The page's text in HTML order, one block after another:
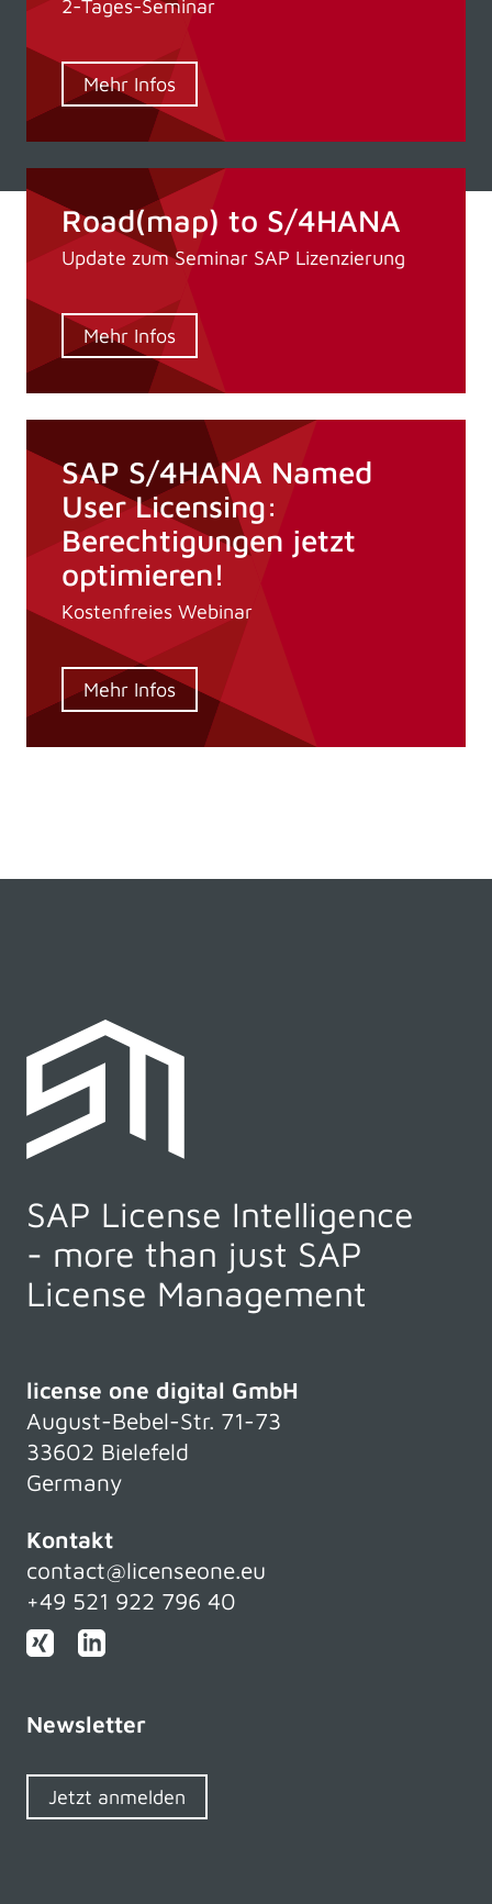
2-Tages-Seminar
Mehr Infos
Road(map) to S/4HANA
Update zum Seminar SAP Lizenzierung
Mehr Infos
SAP S/4HANA Named
User Licensing:
Berechtigungen jetzt
optimieren!
Kostenfreies Webinar
Mehr Infos
SAP License Intelligence
- more than just SAP
License Management
license one digital GmbH
August-Bebel-Str. 71-73
33602 Bielefeld
Germany
Kontakt
contact@licenseone.eu
+49 521 922 796 40
Newsletter
Jetzt anmelden